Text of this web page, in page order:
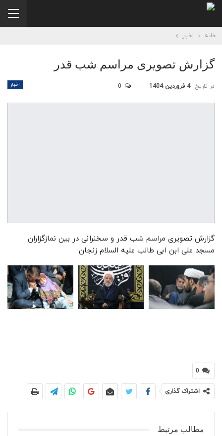
خانه اخبار
گزارش تصویری مراسم شب قدر
اخبار در تاریخ: 4 فروردین 1404
گزارش تصویری مراسم شب قدر و سخنرانی در بین نمازگزاران
مسجد علی ابن ابی طالب علیه السلام زنجان
0
اشتراک گذاری
مطالب مرتبط